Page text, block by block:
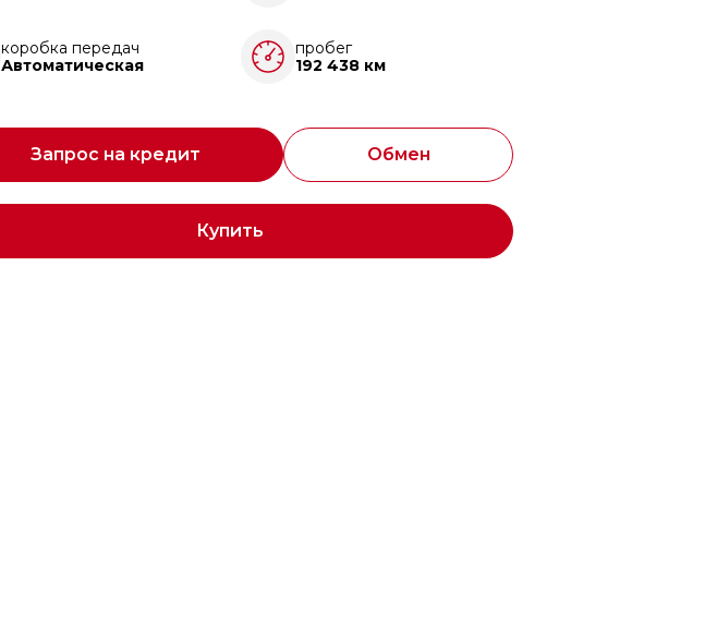
коробка передач
Автоматическая
пробег
192 438 км
Запрос на кредит Обмен
Купить